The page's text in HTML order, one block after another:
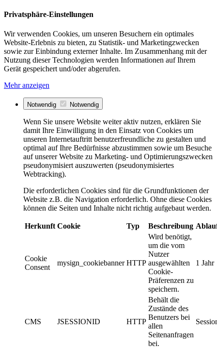
Privatsphäre-Einstellungen
Wir verwenden Cookies, um unseren Besuchern ein optimales
Website-Erlebnis zu bieten, zu Statistik- und Marketingzwecken
sowie zur Einbindung externer Inhalte. Im Zusammenhang mit der
Nutzung dieser Technologien werden Informationen auf Ihrem
Gerät gespeichert und/oder abgerufen.
Mehr anzeigen
Notwendig Notwendig
Wenn Sie unsere Website weiter aktiv nutzen, erklären Sie
damit Ihre Einwilligung in den Einsatz von Cookies um
unseren Internetauftritt benutzerfreundliche zu gestalten und
optimal auf Ihre Bedürfnisse abzustimmen sowie um Besuche
auf unserer Website zu Marketing- und Optimierungszwecken
pseudonymisiert auszuwerten (pseudonymisiertes
Webtracking).
Die erforderlichen Cookies sind für die Grundfunktionen der
Website z.B. die Navigation erforderlich. Ohne diese Cookies
können die Seiten und Inhalte nicht richtig aufgebaut werden.
Herkunft Cookie Typ Beschreibung
Cookie
Consent
mysign_cookiebanner HTTP
Wird benötigt,
um die vom
Nutzer
ausgewählten
Cookie-
Präferenzen zu
speichern.
1 Jahr
CMS JSESSIONID HTTP
Behält die
Zustände des
Benutzers bei
allen
Seitenanfragen
bei.